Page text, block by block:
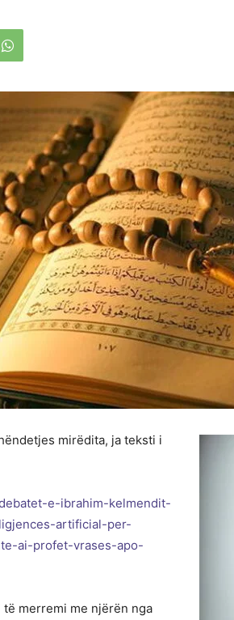
mirëdita, ja teksti i
e-ibrahim-kelmendit-
artificial-per-
ai-profet-vrases-apo-
të merremi me njërën nga